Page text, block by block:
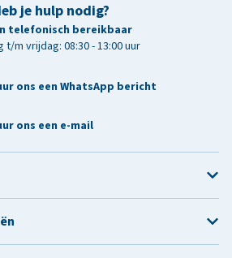
je hulp nodig?
telefonisch bereikbaar
t/m vrijdag: 08:30 - 13:00 uur
ons een WhatsApp bericht
ons een e-mail